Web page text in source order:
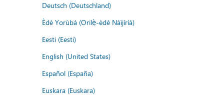
Deutsch (Deutschland)
Èdè Yorùbá (Orilẹ̀-èdè Nàìjíríà)
Eesti (Eesti)
English (United States)
Español (España)
Euskara (Euskara)